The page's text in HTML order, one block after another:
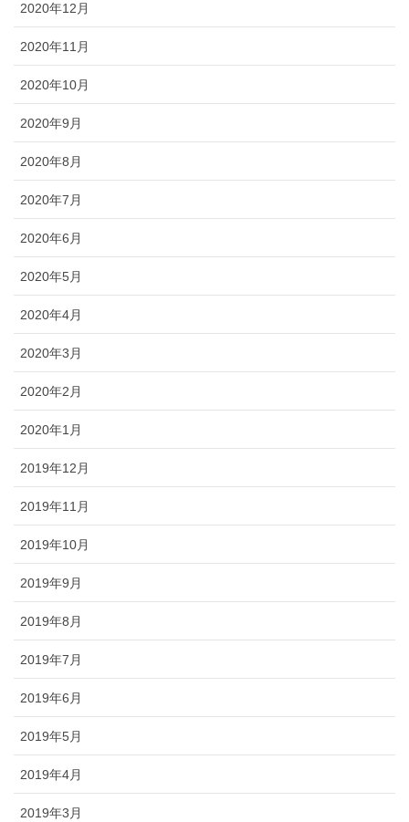
2020年12月
2020年11月
2020年10月
2020年9月
2020年8月
2020年7月
2020年6月
2020年5月
2020年4月
2020年3月
2020年2月
2020年1月
2019年12月
2019年11月
2019年10月
2019年9月
2019年8月
2019年7月
2019年6月
2019年5月
2019年4月
2019年3月